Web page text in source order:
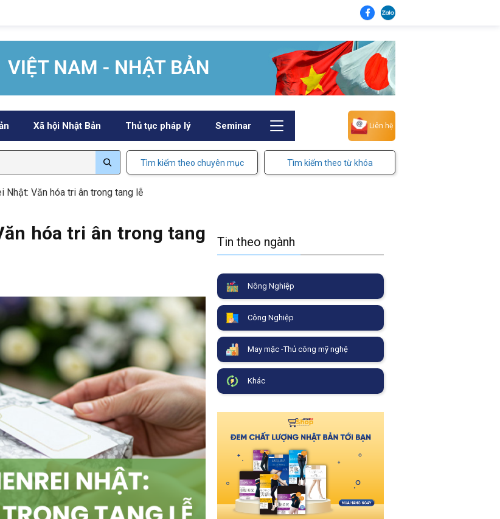
Xã hội Nhật Bản Thủ tục pháp lý Seminar Liên hệ
Tìm kiếm theo chuyên mục Tìm kiếm theo từ khóa
Nhật: Văn hóa tri ân trong tang lễ
hóa tri ân trong tang
Tin theo ngành
Nông Nghiệp
Công Nghiệp
May mặc -Thủ công mỹ nghệ
Khác